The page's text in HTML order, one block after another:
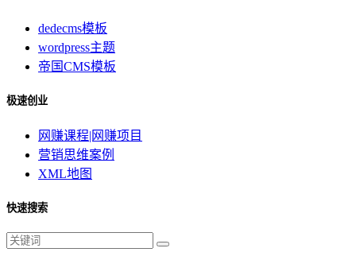
dedecms模板
wordpress主题
帝国CMS模板
极速创业
网赚课程|网赚项目
营销思维案例
XML地图
快速搜索